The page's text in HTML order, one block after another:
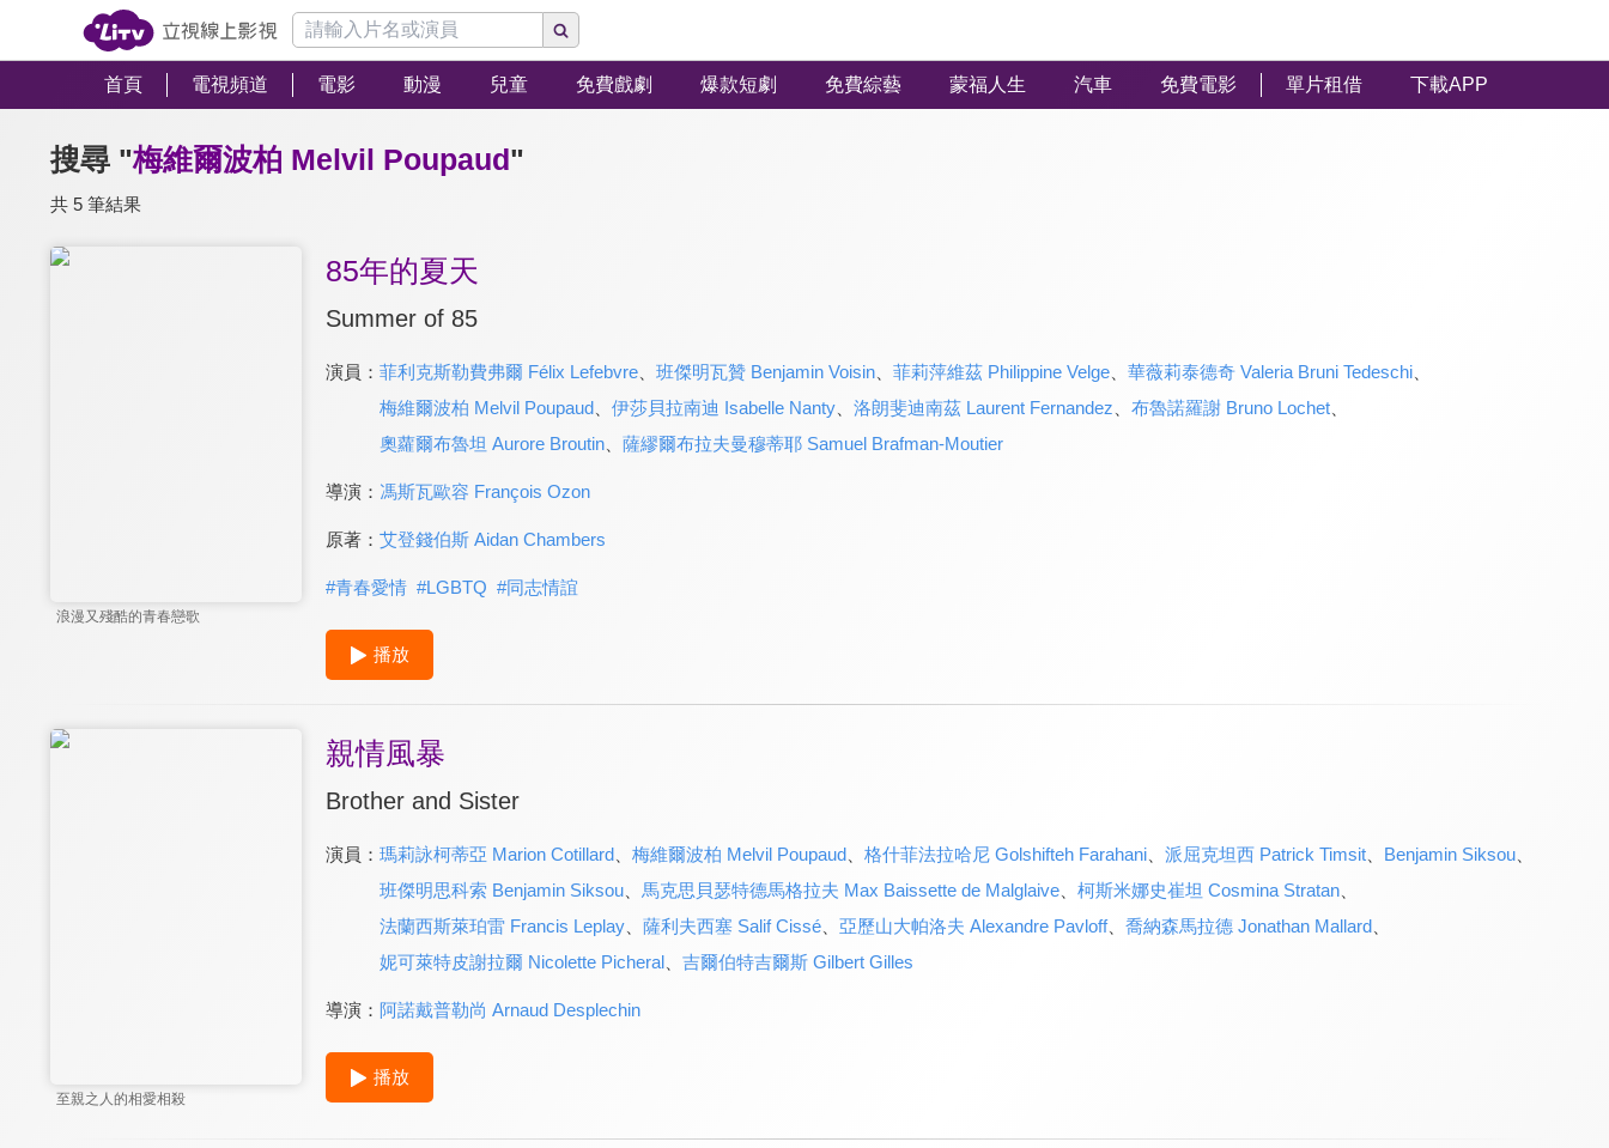
首頁 電視頻道 電影 動漫 兒童 免費戲劇 爆款短劇 免費綜藝 蒙福人生 汽車 免費電影 單片租借 下載APP
搜尋 "梅維爾波柏 Melvil Poupaud"
共 5 筆結果
浪漫又殘酷的青春戀歌
85年的夏天
Summer of 85
演員： 菲利克斯勒費弗爾 Félix Lefebvre、 班傑明瓦贊 Benjamin Voisin、 菲莉萍維茲 Philippine Velge、 華薇莉泰德奇 Valeria Bruni Tedeschi、
梅維爾波柏 Melvil Poupaud、 伊莎貝拉南迪 Isabelle Nanty、 洛朗斐迪南茲 Laurent Fernandez 布魯諾羅謝 Bruno Lochet、
奧蘿爾布魯坦 Aurore Broutin、 薩繆爾布拉夫曼穆蒂耶 Samuel Brafman-Moutier
導演： 馮斯瓦歐容 François Ozon
原著： 艾登錢伯斯 Aidan Chambers
#青春愛情 #LGBTQ #同志情誼
播放
至親之人的相愛相殺
親情風暴
Brother and Sister
演員： 瑪莉詠柯蒂亞 Marion Cotillard、 梅維爾波柏 Melvil Poupaud、 格什菲法拉哈尼 Golshifteh Farahani、 派屈克坦西 Patrick Timsit、 Benjamin Siksou、
班傑明思科索 Benjamin Siksou、 馬克思貝瑟特德馬格拉夫 Max Baissette de Malglaive、 柯斯米娜史崔坦 Cosmina Stratan、
法蘭西斯萊珀雷 Francis Leplay、 薩利夫西塞 Salif Cissé、 亞歷山大帕洛夫 Alexandre Pavloff、 喬納森馬拉德 Jonathan Mallard、
妮可萊特皮謝拉爾 Nicolette Picheral、 吉爾伯特吉爾斯 Gilbert Gilles
導演： 阿諾戴普勒尚 Arnaud Desplechin
播放